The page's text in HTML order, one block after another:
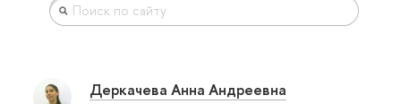
Деркачева Анна Андреевна